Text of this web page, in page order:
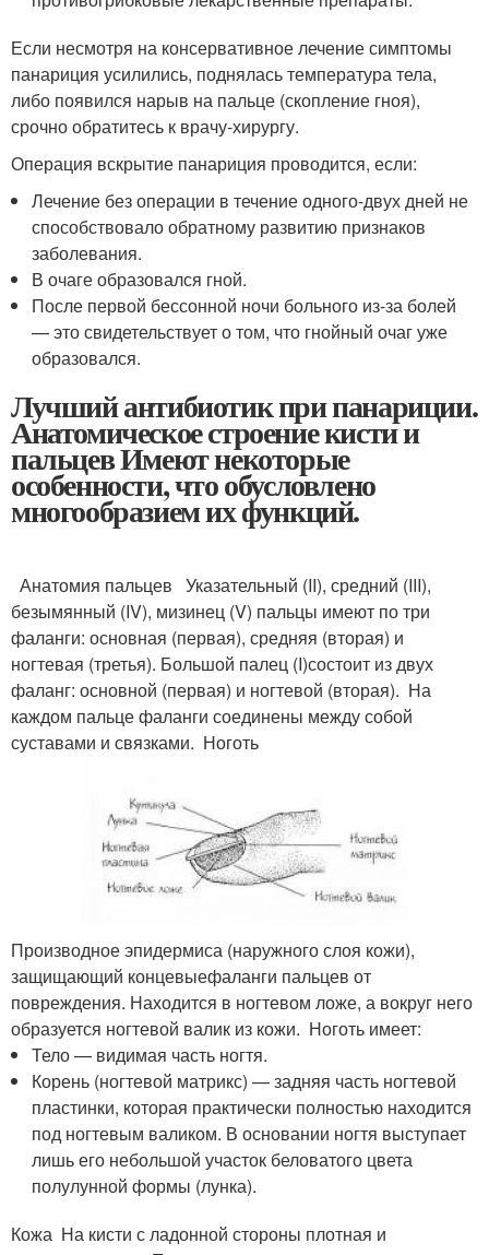
Если несмотря на консервативное лечение симптомы
панариция усилились, поднялась температура тела,
либо появился нарыв на пальце (скопление гноя),
срочно обратитесь к врачу-хирургу.
Операция вскрытие панариция проводится, если:
Лечение без операции в течение одного-двух дней не
способствовало обратному развитию признаков
заболевания.
В очаге образовался гной.
После первой бессонной ночи больного из-за болей
— это свидетельствует о том, что гнойный очаг уже
образовался.
Лучший антибиотик при панариции.
Анатомическое строение кисти и
пальцев Имеют некоторые
особенности, что обусловлено
многообразием их функций.
Анатомия пальцев Указательный (II), средний (III),
безымянный (IV), мизинец (V) пальцы имеют по три
фаланги: основная (первая), средняя (вторая) и
ногтевая (третья). Большой палец (I)состоит из двух
фаланг: основной (первая) и ногтевой (вторая). На
каждом пальце фаланги соединены между собой
суставами и связками. Ноготь
Производное эпидермиса (наружного слоя кожи),
защищающий концевыефаланги пальцев от
повреждения. Находится в ногтевом ложе, а вокруг него
образуется ногтевой валик из кожи. Ноготь имеет:
Тело — видимая часть ногтя.
Корень (ногтевой матрикс) — задняя часть ногтевой
пластинки, которая практически полностью находится
под ногтевым валиком. В основании ногтя выступает
лишь его небольшой участок беловатого цвета
полулунной формы (лунка).
Кожа На кисти с ладонной стороны плотная и